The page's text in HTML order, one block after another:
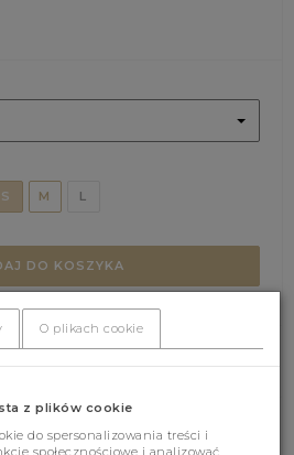
S
M L
DO KOSZYKA
O plikach cookie
z plików cookie
do spersonalizowania treści i
społecznościowe i analizować